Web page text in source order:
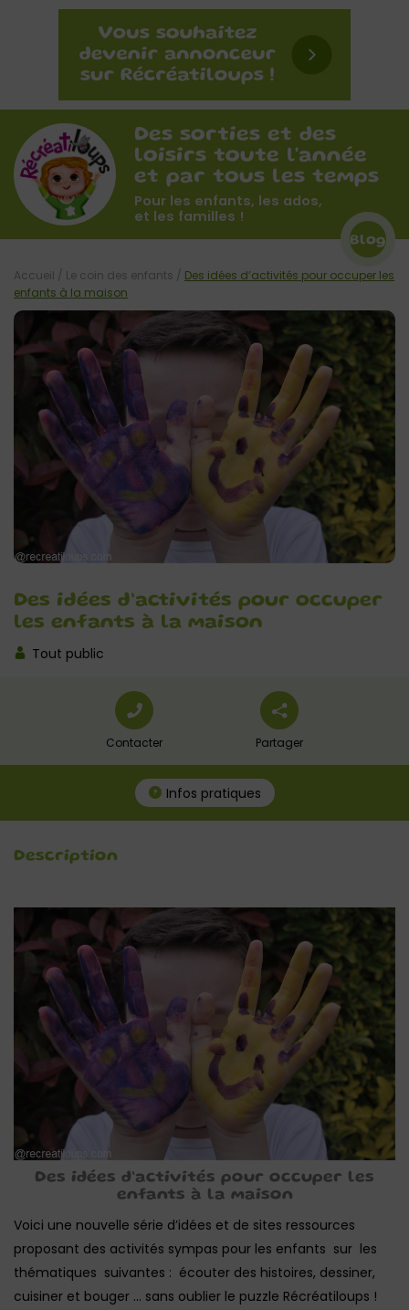
Des sorties et des
loisirs toute l'année
et par tous les temps
Pour les enfants, les ados,
et les familles !
Blog
Des idées d’activités pour occuper
les enfants à la maison
Tout public
Accueil / Le coin des enfants / Des idées d’activités pour occuper les
enfants à la maison
Contacter Partager
Infos pratiques
Description
Des idées d’activités pour occuper les
enfants à la maison
Voici une nouvelle série d’idées et de sites ressources
proposant des activités sympas pour les enfants sur les
thématiques suivantes : écouter des histoires, dessiner,
cuisiner et bouger … sans oublier le puzzle Récréatiloups !